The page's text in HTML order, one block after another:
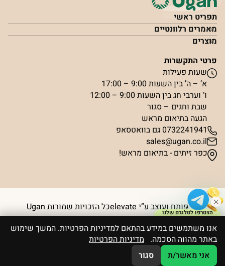
תפריט ראשי
מאמרים רלוונטיים
מוצרים
פרטי התקשרות
שעות פעילות
א’ – ה’ בין השעות 9:00 – 17:00
ו’ וערבי חג בין השעות 9:00 – 12:00
שבת וחגים – סגור
הגעה בתיאום מראש
0732241941 גם בוואטסאפ
sales@ugan.co.il
כפר זיתים - בתיאום מראש!
פותח ועוצב ע”י elevate כל הזכויות שמורות Ugan הצטרפו לטלגרם שלנו
אנו משתמשים במידע בהתאם למדיניות הפרטיות. המשך שימוש
באתר מהווה הסכמה. מדיניות הפרטיות
אני מאשר/ת
סגור